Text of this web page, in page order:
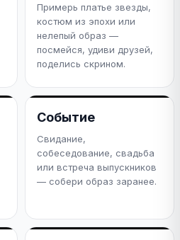
Примерь платье звезды,
костюм из эпохи или
нелепый образ —
посмейся, удиви друзей,
поделись скрином.
Событие
Свидание,
собеседование, свадьба
или встреча выпускников
— собери образ заранее.